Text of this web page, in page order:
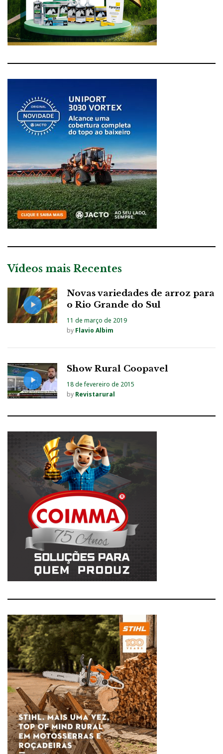
Vídeos mais Recentes
Novas variedades de arroz para
o Rio Grande do Sul
11 de março de 2019
by Flavio Albim
Show Rural Coopavel
18 de fevereiro de 2015
by Revistarural